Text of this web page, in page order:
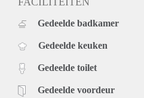
Gedeelde badkamer
Gedeelde keuken
Gedeelde toilet
Gedeelde voordeur